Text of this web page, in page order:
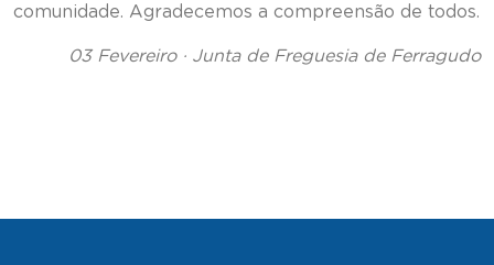
comunidade. Agradecemos a compreensão de todos.
03 Fevereiro · Junta de Freguesia de Ferragudo